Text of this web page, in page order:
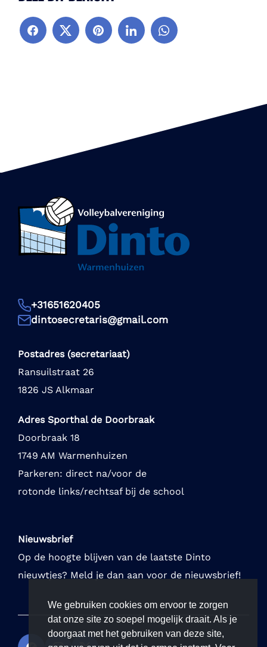
+31651620405
dintosecretaris@gmail.com
Postadres (secretariaat)
Ransuilstraat 26
1826 JS Alkmaar
Adres Sporthal de Doorbraak
Doorbraak 18
1749 AM Warmenhuizen
Parkeren: direct na/voor de
rotonde links/rechtsaf bij de school
Nieuwsbrief
Op de hoogte blijven van de laatste Dinto
nieuwtjes? Meld je dan aan voor de nieuwsbrief!
We gebruiken cookies om ervoor te zorgen
dat onze site zo soepel mogelijk draait. Als je
doorgaat met het gebruiken van deze site,